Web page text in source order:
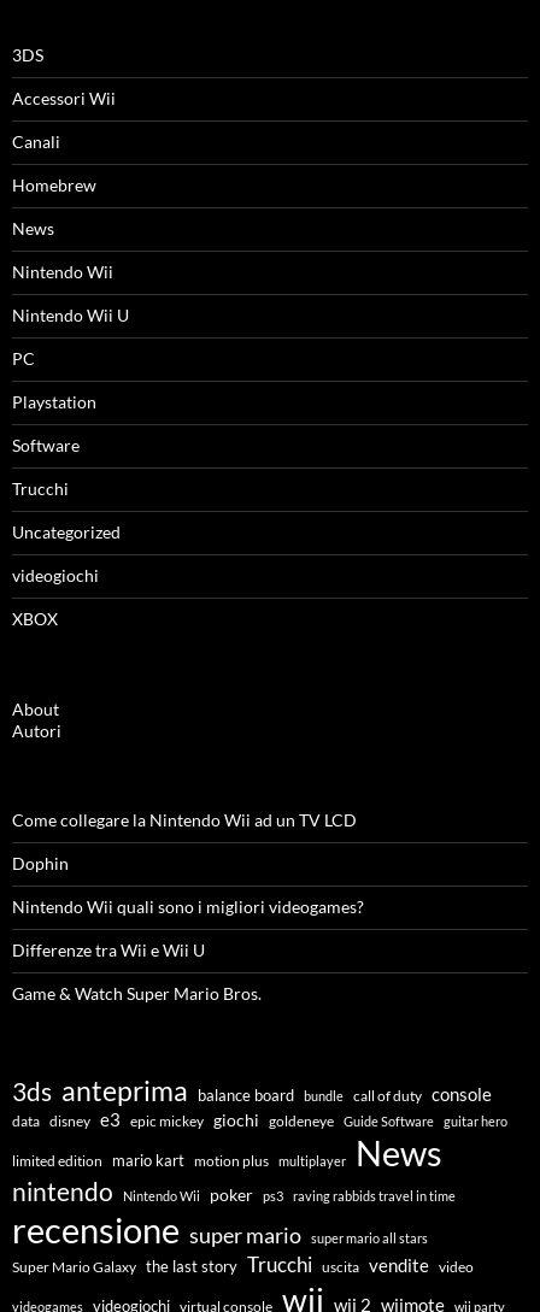
3DS
Accessori Wii
Canali
Homebrew
News
Nintendo Wii
Nintendo Wii U
PC
Playstation
Software
Trucchi
Uncategorized
videogiochi
XBOX
About
Autori
Come collegare la Nintendo Wii ad un TV LCD
Dophin
Nintendo Wii quali sono i migliori videogames?
Differenze tra Wii e Wii U
Game & Watch Super Mario Bros.
3ds anteprima balance board bundle call of duty console
data disney e3 epic mickey giochi goldeneye Guide Software guitar hero
limited edition mario kart motion plus multiplayer News
nintendo Nintendo Wii poker ps3 raving rabbids travel in time
recensione super mario super mario all stars
Super Mario Galaxy the last story Trucchi uscita vendite video
videogames videogiochi virtual console wii wii 2 wiimote wii party